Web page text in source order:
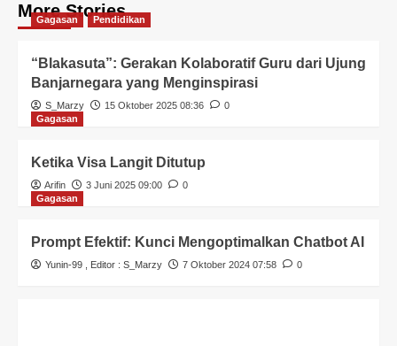
More Stories
Gagasan Pendidikan
“Blakasuta”: Gerakan Kolaboratif Guru dari Ujung
Banjarnegara yang Menginspirasi
S_Marzy 15 Oktober 2025 08:36
0
Gagasan
Ketika Visa Langit Ditutup
Arifin 3 Juni 2025 09:00
0
Gagasan
Prompt Efektif: Kunci Mengoptimalkan Chatbot AI
Yunin-99 , Editor : S_Marzy 7 Oktober 2024 07:58 0